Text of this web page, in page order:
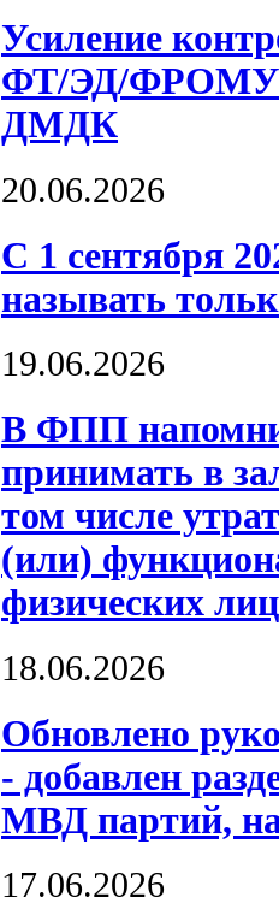
Усиление
ФТ/ЭД/ФРОМУ
ДМДК
20.06.2026
С 1 сентября
называть
19.06.2026
В ФПП
принимать в
том числе
(или)
физических лиц
18.06.2026
Обновлено
- добавлен
МВД партий,
17.06.2026